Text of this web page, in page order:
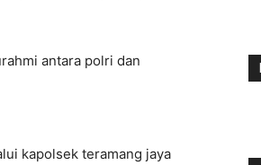
antara polri dan
kapolsek teramang jaya